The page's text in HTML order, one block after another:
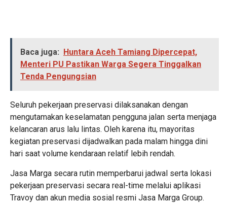
Baca juga: Huntara Aceh Tamiang Dipercepat,
Menteri PU Pastikan Warga Segera Tinggalkan
Tenda Pengungsian
Seluruh pekerjaan preservasi dilaksanakan dengan
mengutamakan keselamatan pengguna jalan serta menjaga
kelancaran arus lalu lintas. Oleh karena itu, mayoritas
kegiatan preservasi dijadwalkan pada malam hingga dini
hari saat volume kendaraan relatif lebih rendah.
Jasa Marga secara rutin memperbarui jadwal serta lokasi
pekerjaan preservasi secara real-time melalui aplikasi
Travoy dan akun media sosial resmi Jasa Marga Group.